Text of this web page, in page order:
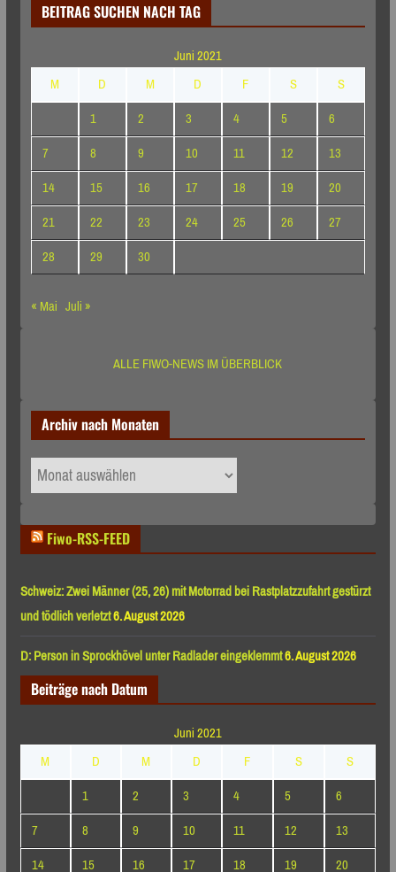
BEITRAG SUCHEN NACH TAG
Juni 2021
M
D M D F S
S
1
2 3 4 5
6
7
8 9 10 11 12
13
14
15 16 17 18 19
20
21
22 23 24 25 26
27
28
29
30
« Mai Juli »
ALLE FIWO-NEWS IM ÜBERBLICK
Archiv nach Monaten
Archiv
nach
Fiwo-RSS-FEED
Schweiz: Zwei Männer (25, 26) mit Motorrad bei Rastplatzzufahrt gestürzt
und tödlich verletzt6. August 2026
D: Person in Sprockhövel unter Radlader eingeklemmt6. August 2026
Beiträge nach Datum
Juni 2021
M
D M D F S
S
1
2 3 4 5
6
7
8 9 10 11 12
13
14
15 16 17 18 19 20